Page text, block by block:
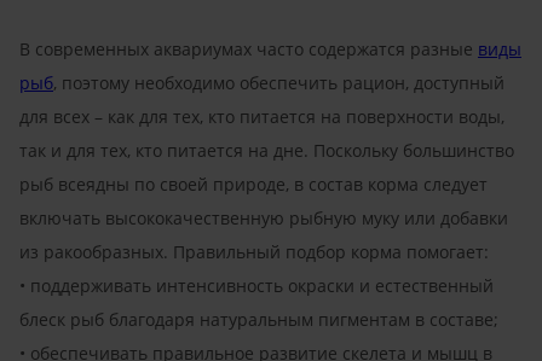
В современных аквариумах часто содержатся разные виды
рыб, поэтому необходимо обеспечить рацион, доступный
для всех – как для тех, кто питается на поверхности воды,
так и для тех, кто питается на дне. Поскольку большинство
рыб всеядны по своей природе, в состав корма следует
включать высококачественную рыбную муку или добавки
из ракообразных. Правильный подбор корма помогает:
• поддерживать интенсивность окраски и естественный
блеск рыб благодаря натуральным пигментам в составе;
• обеспечивать правильное развитие скелета и мышц в